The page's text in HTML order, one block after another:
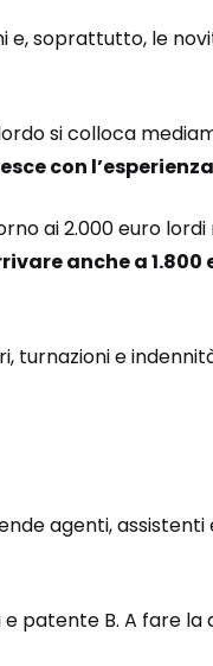
e, soprattutto, le
si colloca
con
ai 2.000 euro
anche a 1.800
turnazioni e
agenti,
patente B. A fare